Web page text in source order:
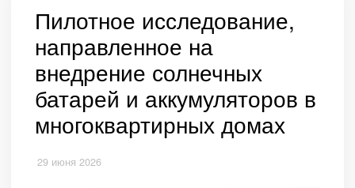
Пилотное исследование,
направленное на
внедрение солнечных
батарей и аккумуляторов в
многоквартирных домах
29 июня 2026